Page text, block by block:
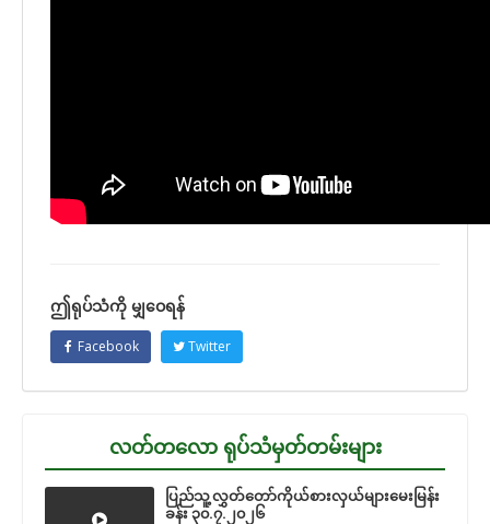
ဤရုပ်သံကို မျှဝေရန်
Facebook Twitter
လတ်တလော ရုပ်သံမှတ်တမ်းများ
ပြည်သူ့လွှတ်တော်ကိုယ်စားလှယ်များမေးမြန်း
ခန်း ၃၀.၇.၂၀၂၆